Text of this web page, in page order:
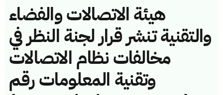
هيئة الاتصالات والفضاء
والتقنية تنشر قرار لجنة النظر في
مخالفات نظام الاتصالات
وتقنية المعلومات رقم